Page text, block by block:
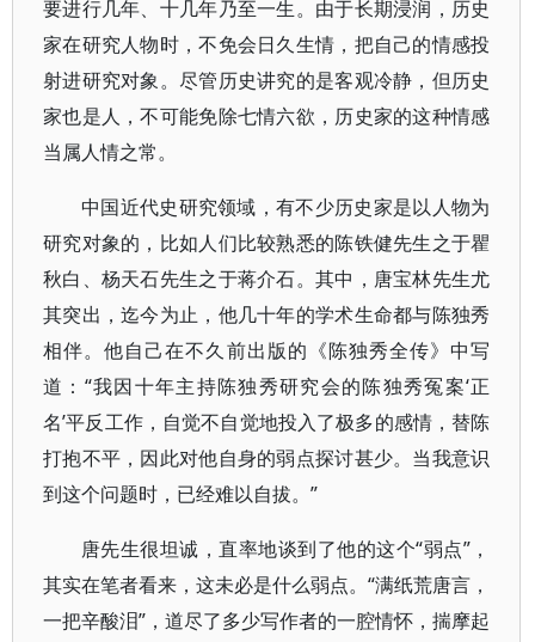
要进行几年、十几年乃至一生。由于长期浸润，历史
家在研究人物时，不免会日久生情，把自己的情感投
射进研究对象。尽管历史讲究的是客观冷静，但历史
家也是人，不可能免除七情六欲，历史家的这种情感
当属人情之常。
中国近代史研究领域，有不少历史家是以人物为
研究对象的，比如人们比较熟悉的陈铁健先生之于瞿
秋白、杨天石先生之于蒋介石。其中，唐宝林先生尤
其突出，迄今为止，他几十年的学术生命都与陈独秀
相伴。他自己在不久前出版的《陈独秀全传》中写
道：“我因十年主持陈独秀研究会的陈独秀冤案‘正
名’平反工作，自觉不自觉地投入了极多的感情，替陈
打抱不平，因此对他自身的弱点探讨甚少。当我意识
到这个问题时，已经难以自拔。”
唐先生很坦诚，直率地谈到了他的这个“弱点”，
其实在笔者看来，这未必是什么弱点。“满纸荒唐言，
一把辛酸泪”，道尽了多少写作者的一腔情怀，揣摩起